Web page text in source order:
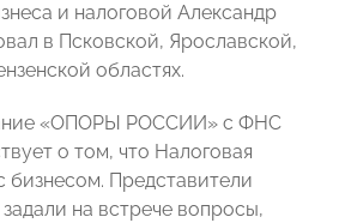
и налоговой Александр
в Псковской, Ярославской,
областях.
«ОПОРЫ РОССИИ» с ФНС
о том, что Налоговая
бизнесом. Представители
на встрече вопросы,